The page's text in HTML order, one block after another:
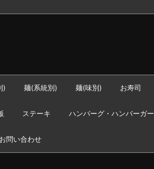
) 麺(系統別) 麺(味別) お寿司
ステーキ ハンバーグ・ハンバーガー
お問い合わせ